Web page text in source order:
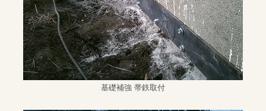
基礎補強 帯鉄取付